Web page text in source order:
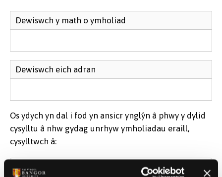
Dewiswch y math o ymholiad
Dewiswch eich adran
Os ydych yn dal i fod yn ansicr ynglŷn â phwy y dylid
cysylltu â nhw gydag unrhyw ymholiadau eraill,
cysylltwch â:
Derbynfa